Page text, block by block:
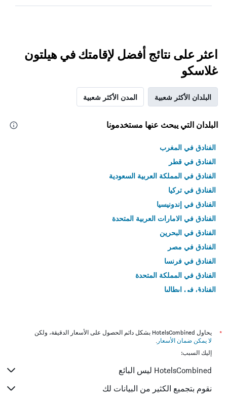
اعثر على نتائج أفضل لإقامتك في هيلتون
غلاسكو
البلدان الأكثر شعبية المدن الأكثر شعبية
البلدان التي يبحث عنها مستخدمونا
الفنادق في المغرب
الفنادق في قطر
الفنادق في المملكة العربية السعودية
الفنادق في تركيا
الفنادق في إندونيسيا
الفنادق في الامارات العربية المتحدة
الفنادق في البحرين
الفنادق في مصر
الفنادق في فرنسا
الفنادق في المملكة المتحدة
الفنادق في إيطاليا
*
يحاول HotelsCombined بشكل دائم الحصول على الأسعار الدقيقة، ولكن
لا يمكن ضمان الأسعار .
إليك السبب:
HotelsCombined ليس البائع
نقوم بتجميع الكثير من البيانات لك